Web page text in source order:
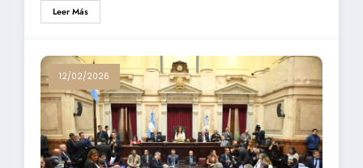
Leer Más
12/02/2026